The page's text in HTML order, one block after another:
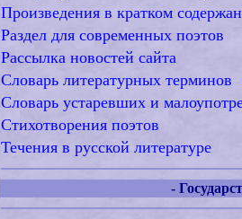
Произведения в кратком
Раздел для современных поэтов
Рассылка новостей сайта
Словарь литературных терминов
Словарь устаревших и
Стихотворения поэтов
Течения в русской литературе
-